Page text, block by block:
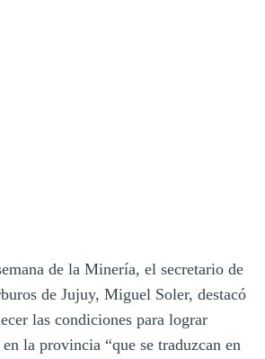
de la Minería, el secretario de
de Jujuy, Miguel Soler, destacó
las condiciones para lograr
la provincia “que se traduzcan en